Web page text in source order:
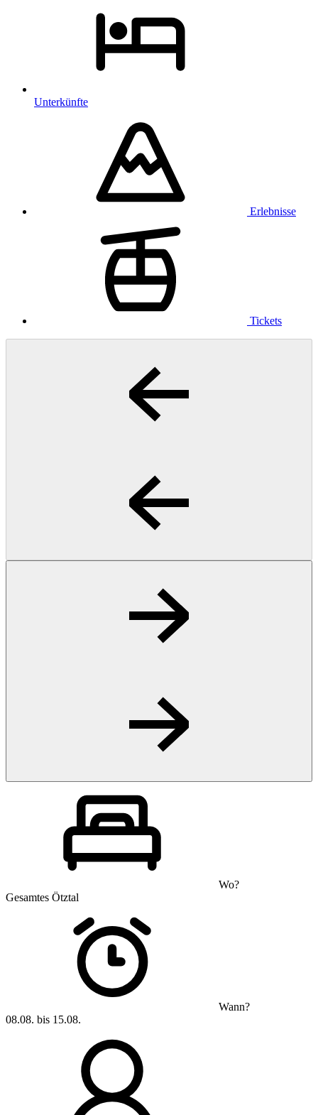
Unterkünfte
Erlebnisse
Tickets
Wo?
Gesamtes Ötztal
Wann?
08.08. bis 15.08.